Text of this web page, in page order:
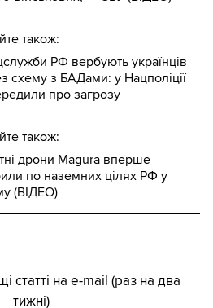
також:
РФ вербують українців
схему з БАДами: у Нацполіції
про загрозу
також:
дрони Magura вперше
по наземних цілях РФ у
(ВІДЕО)
статті на e-mail (раз на два
тижні)